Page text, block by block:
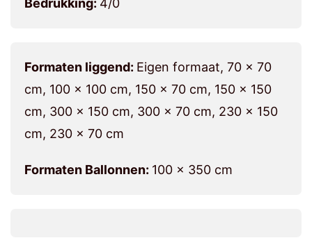
Bedrukking: 4/0
Formaten liggend: Eigen formaat, 70 x 70
cm, 100 x 100 cm, 150 x 70 cm, 150 x 150
cm, 300 x 150 cm, 300 x 70 cm, 230 x 150
cm, 230 x 70 cm
Formaten Ballonnen: 100 x 350 cm